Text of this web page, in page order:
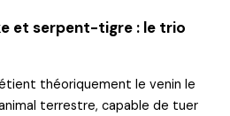
et serpent-tigre : le trio
théoriquement le venin le
terrestre, capable de tuer